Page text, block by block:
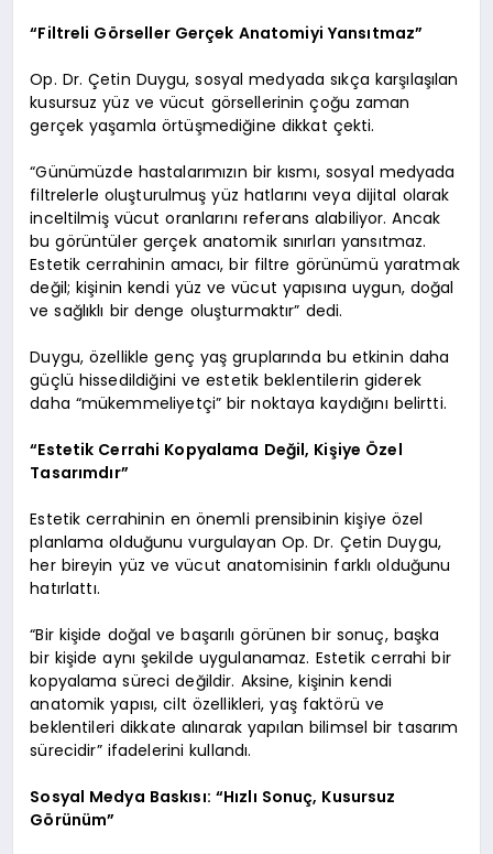
“Filtreli Görseller Gerçek Anatomiyi Yansıtmaz”
Op. Dr. Çetin Duygu, sosyal medyada sıkça karşılaşılan
kusursuz yüz ve vücut görsellerinin çoğu zaman
gerçek yaşamla örtüşmediğine dikkat çekti.
“Günümüzde hastalarımızın bir kısmı, sosyal medyada
filtrelerle oluşturulmuş yüz hatlarını veya dijital olarak
inceltilmiş vücut oranlarını referans alabiliyor. Ancak
bu görüntüler gerçek anatomik sınırları yansıtmaz.
Estetik cerrahinin amacı, bir filtre görünümü yaratmak
değil; kişinin kendi yüz ve vücut yapısına uygun, doğal
ve sağlıklı bir denge oluşturmaktır” dedi.
Duygu, özellikle genç yaş gruplarında bu etkinin daha
güçlü hissedildiğini ve estetik beklentilerin giderek
daha “mükemmeliyetçi” bir noktaya kaydığını belirtti.
“Estetik Cerrahi Kopyalama Değil, Kişiye Özel
Tasarımdır”
Estetik cerrahinin en önemli prensibinin kişiye özel
planlama olduğunu vurgulayan Op. Dr. Çetin Duygu,
her bireyin yüz ve vücut anatomisinin farklı olduğunu
hatırlattı.
“Bir kişide doğal ve başarılı görünen bir sonuç, başka
bir kişide aynı şekilde uygulanamaz. Estetik cerrahi bir
kopyalama süreci değildir. Aksine, kişinin kendi
anatomik yapısı, cilt özellikleri, yaş faktörü ve
beklentileri dikkate alınarak yapılan bilimsel bir tasarım
sürecidir” ifadelerini kullandı.
Sosyal Medya Baskısı: “Hızlı Sonuç, Kusursuz
Görünüm”